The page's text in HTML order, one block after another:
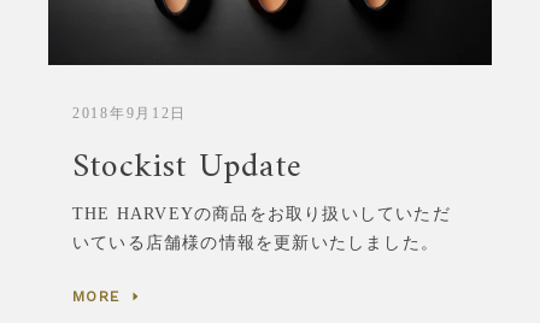
2018年9月12日
Stockist Update
THE HARVEYの商品をお取り扱いしていただ
いている店舗様の情報を更新いたしました。
MORE